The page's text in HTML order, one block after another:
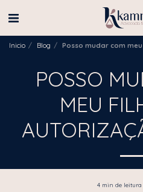
Inicio Blog Posso mudar com
POSSO
MEU
4 min de leitura